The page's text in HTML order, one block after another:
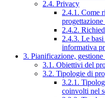
2.4. Privacy
2.4.1. Come
2.4.2.
2.4.3. Le
informativa
3. Pianificazione, gestione
3.1. Obiettivi del
3.2. Tipologie di
3.2.1.
coinvolti nel